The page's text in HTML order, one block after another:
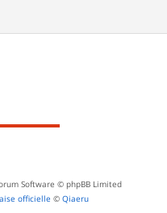
Software © phpBB Limited
officielle © Qiaeru